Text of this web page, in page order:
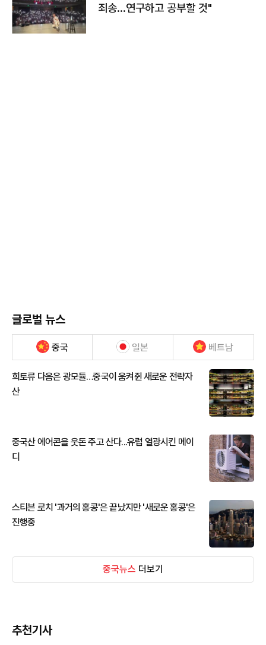
죄송…연구하고 공부할 것"
글로벌 뉴스
중국 일본 베트남
희토류 다음은 광모듈…중국이 움켜쥔 새로운 전략자
산
중국산 에어콘을 웃돈 주고 산다...유럽 열광시킨 메이
디
스티븐 로치 '과거의 홍콩'은 끝났지만 '새로운 홍콩'은
진행중
중국뉴스 더보기
추천기사